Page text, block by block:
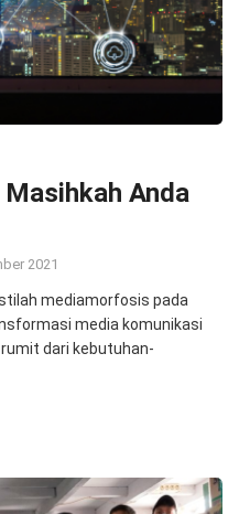
Anda
2021
mediamorfosis pada
media komunikasi
dari kebutuhan-